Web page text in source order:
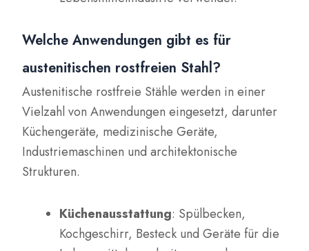
Welche Anwendungen gibt es für
austenitischen rostfreien Stahl?
Austenitische rostfreie Stähle werden in einer
Vielzahl von Anwendungen eingesetzt, darunter
Küchengeräte, medizinische Geräte,
Industriemaschinen und architektonische
Strukturen.
Küchenausstattung: Spülbecken,
Kochgeschirr, Besteck und Geräte für die